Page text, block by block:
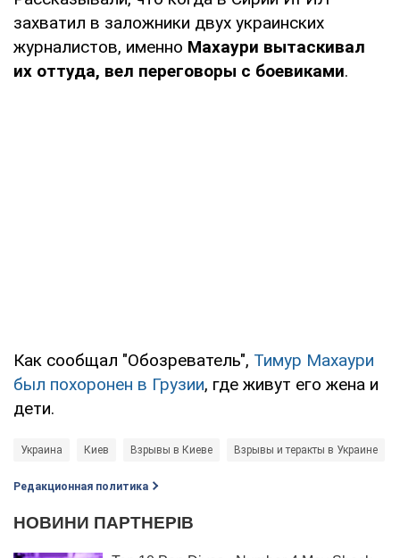
захватил в заложники двух украинских
журналистов, именно Махаури вытаскивал
их оттуда, вел переговоры с боевиками.
Как сообщал "Обозреватель", Тимур Махаури
был похоронен в Грузии, где живут его жена и
дети.
Украина Киев Взрывы в Киеве Взрывы и теракты в Украине
Редакционная политика